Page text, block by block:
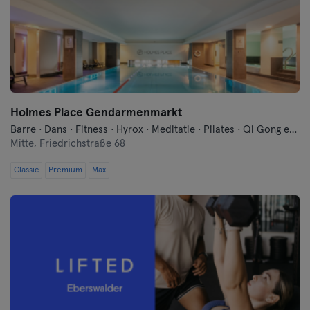
Holmes Place Gendarmenmarkt
Barre · Dans · Fitness · Hyrox · Meditatie · Pilates · Qi Gong en Tai Chi · Sauna · Yoga · Zwemmen
Mitte, Friedrichstraße 68
Classic Premium Max
Konstanz
Landshut
Leipzig
Lubeck
Moenchengladbach